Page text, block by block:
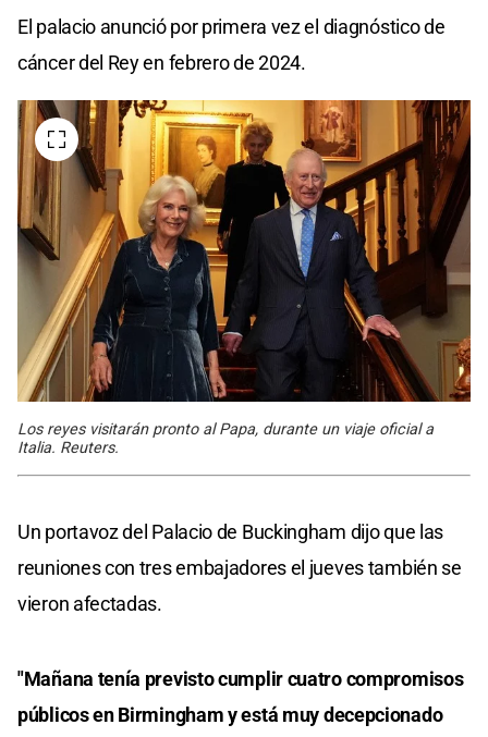
El palacio anunció por primera vez el diagnóstico de
cáncer del Rey en febrero de 2024.
Los reyes visitarán pronto al Papa, durante un viaje oficial a
Italia. Reuters.
Un portavoz del Palacio de Buckingham dijo que las
reuniones con tres embajadores el jueves también se
vieron afectadas.
"Mañana tenía previsto cumplir cuatro compromisos
públicos en Birmingham y está muy decepcionado